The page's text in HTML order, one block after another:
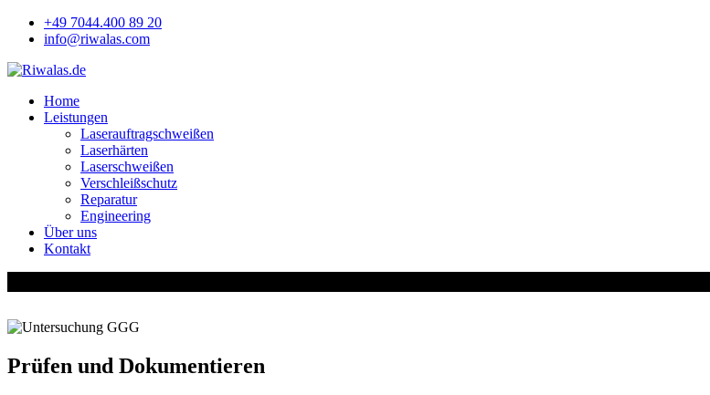
+49 7044.400 89 20
info@riwalas.com
Home
Leistungen
Laserauftragschweißen
Laserhärten
Laserschweißen
Verschleißschutz
Reparatur
Engineering
Über uns
Kontakt
Prüfen und Dokumentieren